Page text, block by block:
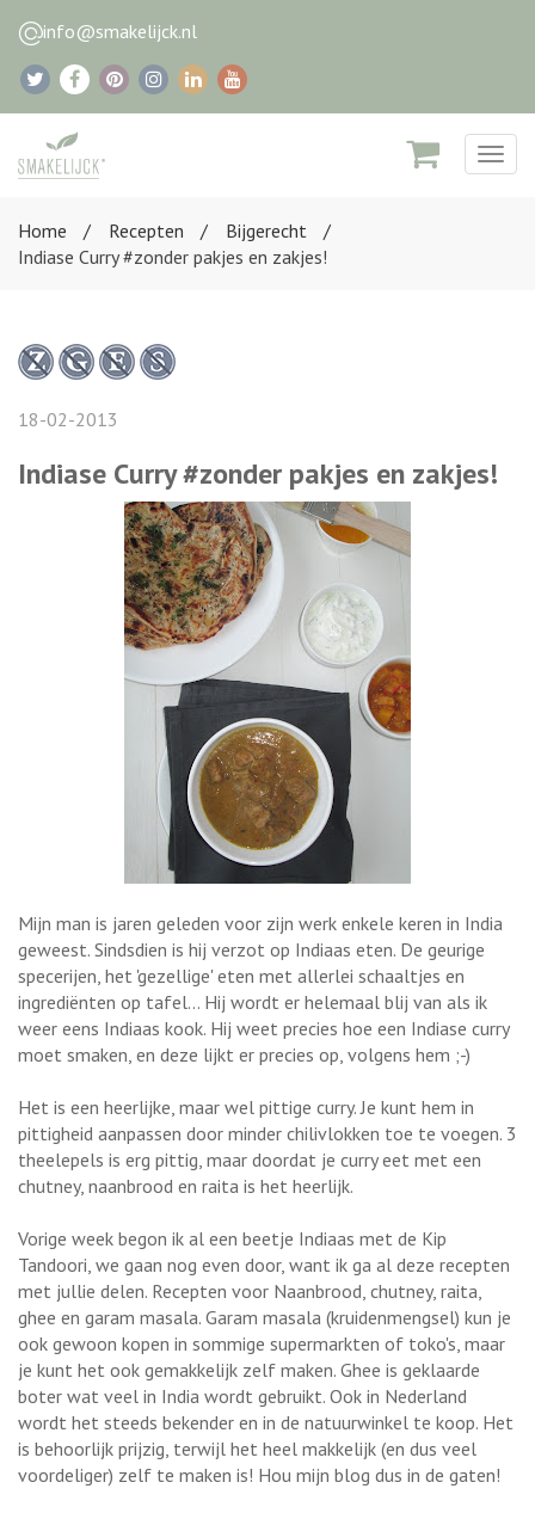
info@smakelijck.nl
Home
Recepten
Bijgerecht
Indiase Curry #zonder pakjes en zakjes!
18-02-2013
Indiase Curry #zonder pakjes en zakjes!
Mijn man is jaren geleden voor zijn werk enkele keren in India
geweest. Sindsdien is hij verzot op Indiaas eten. De geurige
specerijen, het 'gezellige' eten met allerlei schaaltjes en
ingrediënten op tafel... Hij wordt er helemaal blij van als ik
weer eens Indiaas kook. Hij weet precies hoe een Indiase curry
moet smaken, en deze lijkt er precies op, volgens hem ;-)
Het is een heerlijke, maar wel pittige curry. Je kunt hem in
pittigheid aanpassen door minder chilivlokken toe te voegen. 3
theelepels is erg pittig, maar doordat je curry eet met een
chutney, naanbrood en raita is het heerlijk.
Vorige week begon ik al een beetje Indiaas met de Kip
Tandoori, we gaan nog even door, want ik ga al deze recepten
met jullie delen. Recepten voor Naanbrood, chutney, raita,
ghee en garam masala. Garam masala (kruidenmengsel) kun je
ook gewoon kopen in sommige supermarkten of toko's, maar
je kunt het ook gemakkelijk zelf maken. Ghee is geklaarde
boter wat veel in India wordt gebruikt. Ook in Nederland
wordt het steeds bekender en in de natuurwinkel te koop. Het
is behoorlijk prijzig, terwijl het heel makkelijk (en dus veel
voordeliger) zelf te maken is! Hou mijn blog dus in de gaten!